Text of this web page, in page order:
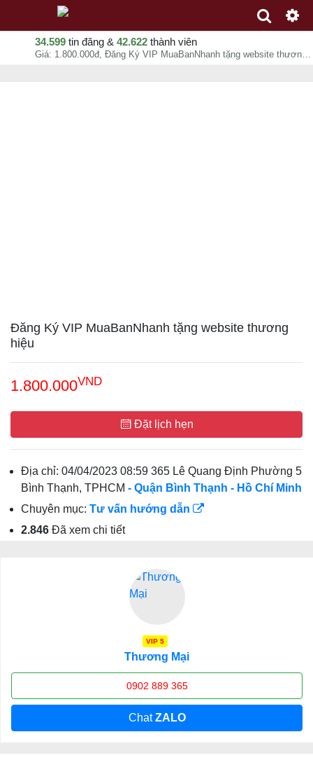
34.599 tin đăng & 42.622 thành viên
Giá: 1.800.000đ, Đăng Ký VIP MuaBanNhanh tặng website thương hiệu, Thương Mại , chuyên mục Tư vấn hướng dẫn tại Quận Bình Thạnh - Hồ Chí Minh - 09-08-2026 00:15:29
Đăng Ký VIP MuaBanNhanh tặng website thương
hiệu
1.800.000VND
Đặt lịch hẹn
Địa chỉ: 04/04/2023 08:59 365 Lê Quang Định Phường 5
Bình Thạnh, TPHCM - Quận Bình Thạnh - Hồ Chí Minh
Chuyên mục: Tư vấn hướng dẫn
2.846 Đã xem chi tiết
VIP 5
Thương Mại
0902 889 365
ChatZALO